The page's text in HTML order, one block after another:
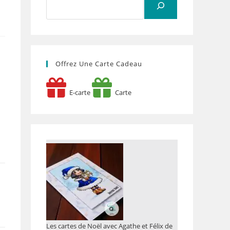
Offrez Une Carte Cadeau
E-carte Carte
Les cartes de Noël avec Agathe et Félix de